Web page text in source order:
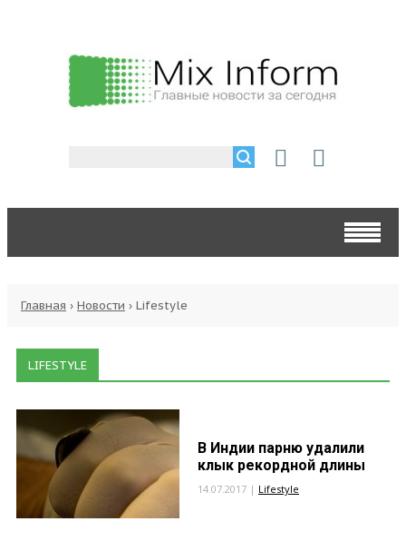
Главная › Новости › Lifestyle
LIFESTYLE
В Индии парню удалили
клык рекордной длины
14.07.2017 | Lifestyle